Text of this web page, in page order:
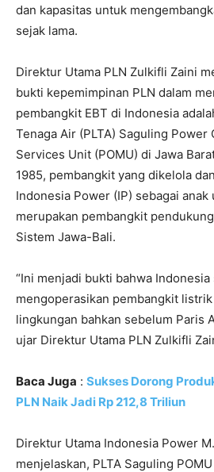
dan kapasitas untuk
sejak lama.
Direktur Utama PLN Zulkifli Zaini
bukti kepemimpinan PLN dalam
pembangkit EBT di Indonesia
Tenaga Air (PLTA) Saguling Power
Services Unit (POMU) di Jawa
1985, pembangkit yang dikelola
Indonesia Power (IP) sebagai anak
merupakan pembangkit
Sistem Jawa-Bali.
“Ini menjadi bukti bahwa
mengoperasikan pembangkit listrik
lingkungan bahkan sebelum Paris
ujar Direktur Utama PLN Zulkifli
Baca Juga : Sukses Dorong
PLN Naik Jadi Rp 212,8 Triliun
Direktur Utama Indonesia Power
menjelaskan, PLTA Saguling